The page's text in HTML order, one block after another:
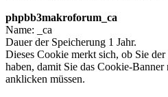
phpbb3makroforum_ca
Name: _ca
Dauer der Speicherung 1 Jahr.
Dieses Cookie merkt sich, ob Sie
haben, damit Sie das Cookie-
anklicken müssen.